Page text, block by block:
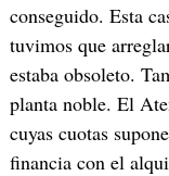
conseguido. Esta
tuvimos que
estaba obsoleto.
planta noble. El
cuyas cuotas
financia con el